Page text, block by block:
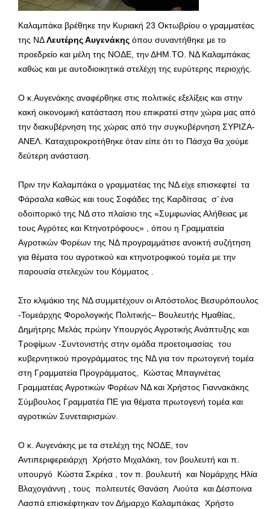
Καλαμπάκα βρέθηκε την Κυριακή 23 Οκτωβρίου ο γραμματέας
της ΝΔΛευτέρης Αυγενάκης όπου συναντήθηκε με το
προεδρείο και μέλη της ΝΟΔΕ, την ΔΗΜ.ΤΟ. ΝΔ Καλαμπάκας
καθώς και με αυτοδιοικητικά στελέχη της ευρύτερης περιοχής.
Ο κ.Αυγενάκης αναφέρθηκε στις πολιτικές εξελίξεις και στην
κακή οικονομική κατάσταση που επικρατεί στην χώρα μας από
την διακυβέρνηση της χώρας από την συγκυβέρνηση ΣΥΡΙΖΑ-
ΑΝΕΛ. Καταχειροκροτήθηκε όταν είπε ότι το Πάσχα θα χούμε
δεύτερη ανάσταση.
Πριν την Καλαμπάκα ο γραμματέας της ΝΔ είχε επισκεφτεί τα
Φάρσαλα καθώς και τους Σοφάδες της Καρδίτσας σ’ ένα
οδοιπορικό της ΝΔ στο πλαίσιο της «Συμφωνίας Αλήθειας με
τους Αγρότες και Κτηνοτρόφους» , όπου η Γραμματεία
Αγροτικών Φορέων της ΝΔ προγραμμάτισε ανοικτή συζήτηση
για θέματα του αγροτικού και κτηνοτροφικού τομέα με την
παρουσία στελεχών του Κόμματος .
Στο κλιμάκιο της ΝΔ συμμετέχουν οι Απόστολος Βεσυρόπουλος
-Τομεάρχης Φορολογικής Πολιτικής– Βουλευτής Ημαθίας,
Δημήτρης Μελάς πρώην Υπουργός Αγροτικής Ανάπτυξης και
Τροφίμων -Συντονιστής στην ομάδα προετοιμασίας του
κυβερνητικού προγράμματος της ΝΔ για τον πρωτογενή τομέα
στη Γραμματεία Προγράμματος, Κώστας Μπαγινέτας
Γραμματέας Αγροτικών Φορέων ΝΔ και Χρήστος Γιαννακάκης
Σύμβουλος Γραμματέα ΠΕ για θέματα πρωτογενή τομέα και
αγροτικών Συνεταιρισμών.
Ο κ. Αυγενάκης με τα στελέχη της ΝΟΔΕ, τον
Αντιπεριφερειάρχη Χρήστο Μιχαλάκη, τον βουλευτή και π.
υπουργό Κώστα Σκρέκα , τον π. βουλευτή και Νομάρχης Ηλία
Βλαχογιάννη , τους πολιτευτές Θανάση Λιούτα και Δέσποινα
Λασπά επισκέφτηκαν τον Δήμαρχο Καλαμπάκας Χρήστο